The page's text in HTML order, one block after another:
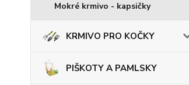
Mokré krmivo - kapsičky
KRMIVO PRO KOČKY
PIŠKOTY A PAMLSKY